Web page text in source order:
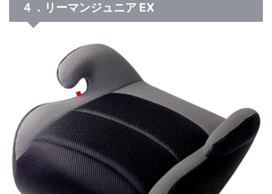
４．リーマンジュニア EX